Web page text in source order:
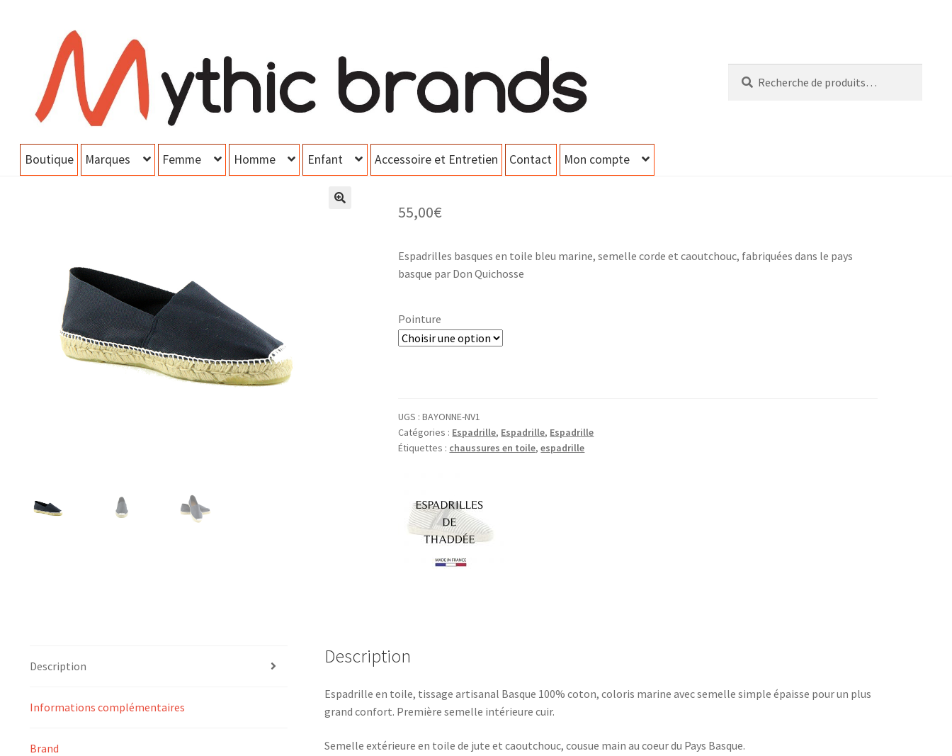
navigation
contenu
pour :
Boutique Marques Femme Homme Enfant Accessoire et Entretien Contact Mon compte
55,00€
Espadrilles basques en toile bleu marine, semelle corde et caoutchouc, fabriquées dans le pays
basque par Don Quichosse
Pointure
UGS :BAYONNE-NV1
Catégories : Espadrille, Espadrille, Espadrille
Étiquettes : chaussures en toile,espadrille
Description
Informations complémentaires
Brand
Description
Espadrille en toile, tissage artisanal Basque 100% coton, coloris marine avec semelle simple épaisse pour un plus
grand confort. Première semelle intérieure cuir.
Semelle extérieure en toile de jute et caoutchouc, cousue main au coeur du Pays Basque.